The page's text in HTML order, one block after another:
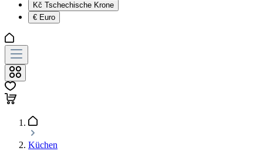
Kč Tschechische Krone
€ Euro
Küchen